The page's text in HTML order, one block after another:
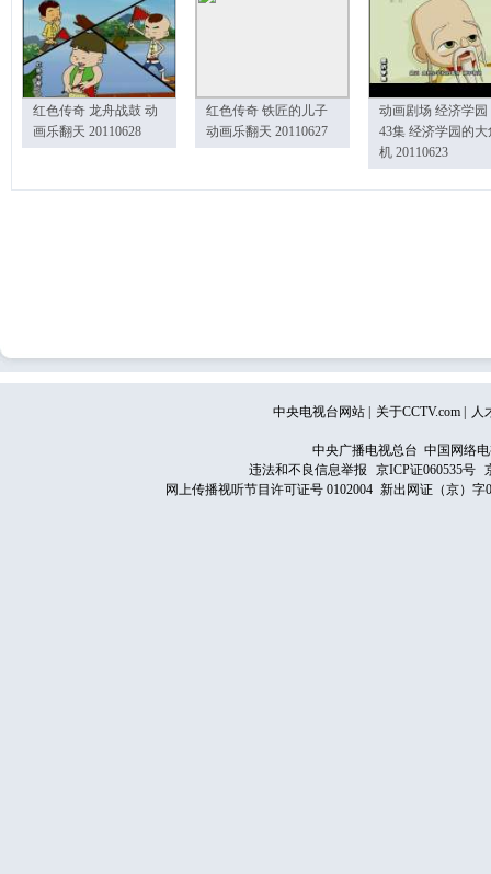
红色传奇 龙舟战鼓 动
画乐翻天 20110628
红色传奇 铁匠的儿子
动画乐翻天 20110627
动画剧场 经济学园
43集 经济学园的大
机 20110623
中央电视台网站 关于CCTV.com 人
中央广播电视总台 中国网络
违法和不良信息举报
京ICP证060535号
网上传播视听节目许可证号 0102004 新出网证（京）